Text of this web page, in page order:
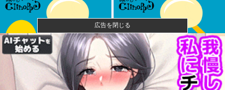
広告を閉じる